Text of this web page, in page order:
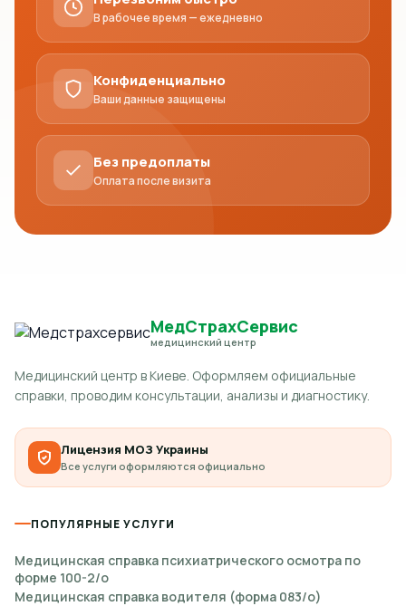
В рабочее время — ежедневно
Конфиденциально
Ваши данные защищены
Без предоплаты
Оплата после визита
МедСтрахСервис
медицинский центр
Медицинский центр в Киеве. Оформляем официальные
справки, проводим консультации, анализы и диагностику.
Лицензия МОЗ Украины
Все услуги оформляются официально
ПОПУЛЯРНЫЕ УСЛУГИ
Медицинская справка психиатрического осмотра по
форме 100-2/о
Медицинская справка водителя (форма 083/о)